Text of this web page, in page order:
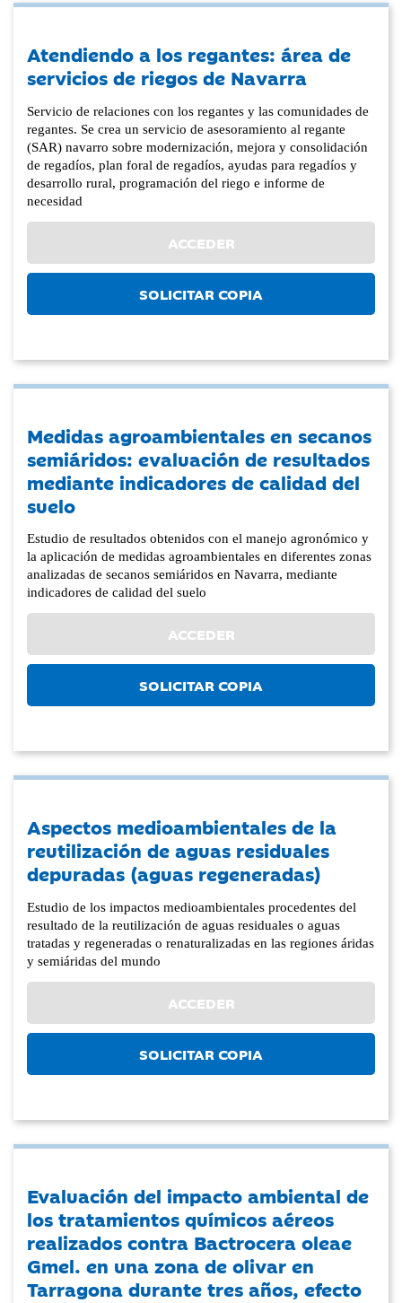
Atendiendo a los regantes: área de
servicios de riegos de Navarra
Servicio de relaciones con los regantes y las comunidades de
regantes. Se crea un servicio de asesoramiento al regante
(SAR) navarro sobre modernización, mejora y consolidación
de regadíos, plan foral de regadíos, ayudas para regadíos y
desarrollo rural, programación del riego e informe de
necesidad
ACCEDER
SOLICITAR COPIA
Medidas agroambientales en secanos
semiáridos: evaluación de resultados
mediante indicadores de calidad del
suelo
Estudio de resultados obtenidos con el manejo agronómico y
la aplicación de medidas agroambientales en diferentes zonas
analizadas de secanos semiáridos en Navarra, mediante
indicadores de calidad del suelo
ACCEDER
SOLICITAR COPIA
Aspectos medioambientales de la
reutilización de aguas residuales
depuradas (aguas regeneradas)
Estudio de los impactos medioambientales procedentes del
resultado de la reutilización de aguas residuales o aguas
tratadas y regeneradas o renaturalizadas en las regiones áridas
y semiáridas del mundo
ACCEDER
SOLICITAR COPIA
Evaluación del impacto ambiental de
los tratamientos químicos aéreos
realizados contra Bactrocera oleae
Gmel. en una zona de olivar en
Tarragona durante tres años, efecto